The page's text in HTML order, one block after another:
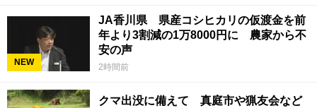
NEW
JA香川県 県産コシヒカリの仮渡金を前
年より3割減の1万8000円に 農家から不
安の声
2時間前
クマ出没に備えて 真庭市や猟友会など